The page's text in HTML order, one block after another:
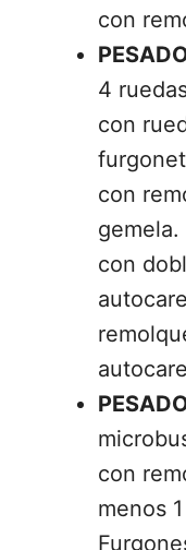
con
4
con
con
con
con
menos